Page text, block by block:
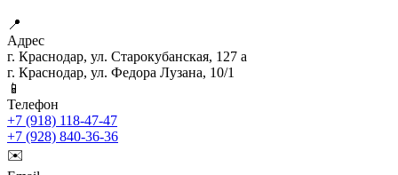
📍
Адрес
г. Краснодар, ул. Старокубанская, 127 а
г. Краснодар, ул. Федора Лузана, 10/1
📱
Телефон
+7 (918) 118-47-47
+7 (928) 840-36-36
✉️